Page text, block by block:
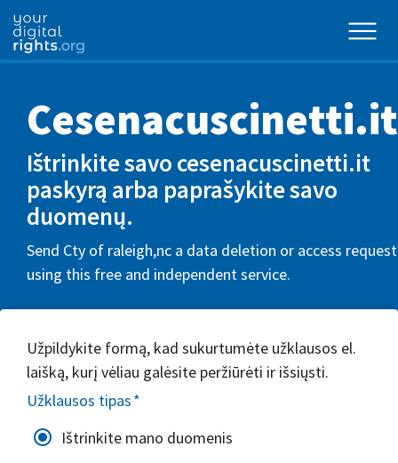
Cesenacuscinetti.it
Ištrinkite savo cesenacuscinetti.it
paskyrą arba paprašykite savo
duomenų.
Send Cty of raleigh,nc a data deletion or access request
using this free and independent service.
Užpildykite formą, kad sukurtumėte užklausos el.
laišką, kurį vėliau galėsite peržiūrėti ir išsiųsti.
Užklausos tipas*
Ištrinkite mano duomenis